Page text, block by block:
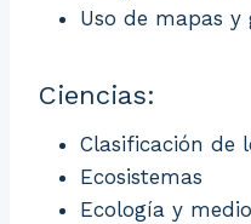
Uso de mapas
Ciencias:
Clasificación de
Ecosistemas
Ecología y